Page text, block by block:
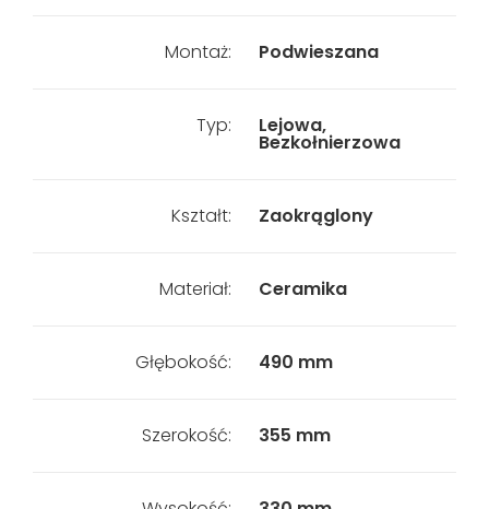
Montaż: Podwieszana
Typ: Lejowa,
Bezkołnierzowa
Kształt: Zaokrąglony
Materiał: Ceramika
Głębokość: 490 mm
Szerokość: 355 mm